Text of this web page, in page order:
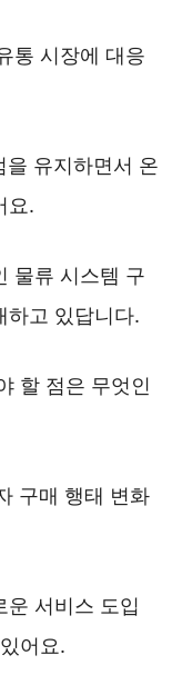
통 시장에 대응
을 유지하면서 온
요.
물류 시스템 구
하고 있답니다.
할 점은 무엇인
구매 행태 변화
운 서비스 도입
어요.